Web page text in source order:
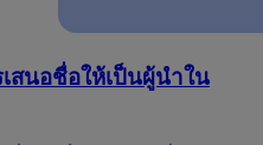
เสนอชื่อให้เป็นผู้นำใน